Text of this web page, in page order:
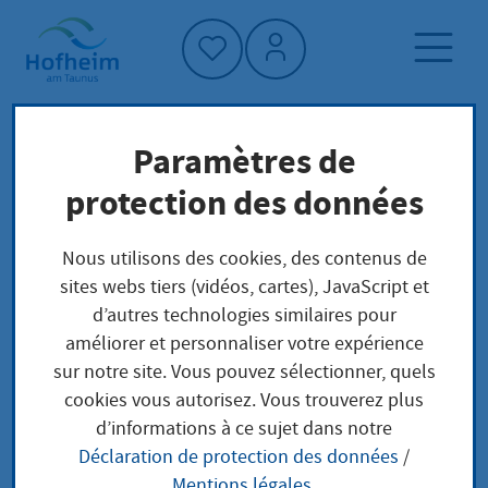
Accueil"
Page d'accueil
Trouver un service
Préoccupations locales
Niederlassungserlaubnis für Inhaber einer
Blauen Karte EU beantragen
Niederlassungserlaub
nis für Inhaber einer
Paramètres de
protection des données
Nous utilisons des cookies, des contenus de
sites webs tiers (vidéos, cartes), JavaScript et
d’autres technologies similaires pour
améliorer et personnaliser votre expérience
sur notre site. Vous pouvez sélectionner, quels
cookies vous autorisez. Vous trouverez plus
d’informations à ce sujet dans notre
Déclaration de protection des données /